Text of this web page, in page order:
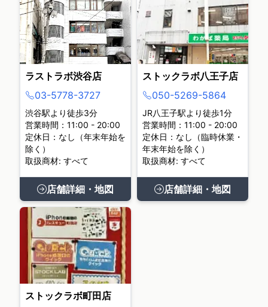
ラストラボ渋谷店
03-5778-3727
渋谷駅より徒歩3分
営業時間：11:00 - 20:00
定休日：なし（年末年始を
除く）
取扱商材: すべて
店舗詳細・地図
ストックラボ八王子店
050-5269-5864
JR八王子駅より徒歩1分
営業時間：11:00 - 20:00
定休日：なし（臨時休業・
年末年始を除く）
取扱商材: すべて
店舗詳細・地図
ストックラボ町田店